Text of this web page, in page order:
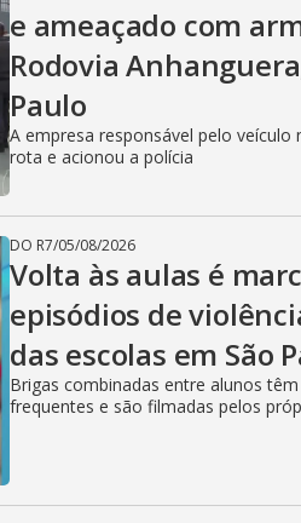
e ameaçado com
Rodovia
Paulo
A empresa responsável pelo veículo
rota e acionou a polícia
DO R7/05/08/2026
Volta às aulas é
episódios de
das escolas em São
Brigas combinadas entre alunos
frequentes e são filmadas pelos